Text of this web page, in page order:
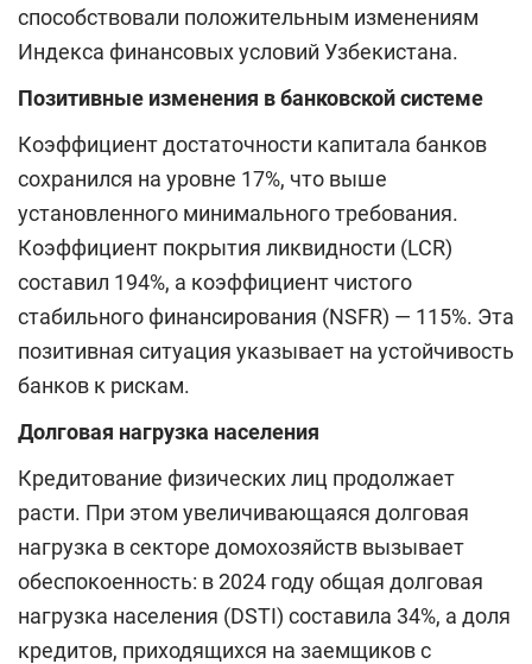
способствовали положительным изменениям
Индекса финансовых условий Узбекистана.
Позитивные изменения в банковской системе
Коэффициент достаточности капитала банков
сохранился на уровне 17%, что выше
установленного минимального требования.
Коэффициент покрытия ликвидности (LCR)
составил 194%, а коэффициент чистого
стабильного финансирования (NSFR) — 115%. Эта
позитивная ситуация указывает на устойчивость
банков к рискам.
Долговая нагрузка населения
Кредитование физических лиц продолжает
расти. При этом увеличивающаяся долговая
нагрузка в секторе домохозяйств вызывает
обеспокоенность: в 2024 году общая долговая
нагрузка населения (DSTI) составила 34%, а доля
кредитов, приходящихся на заемщиков с